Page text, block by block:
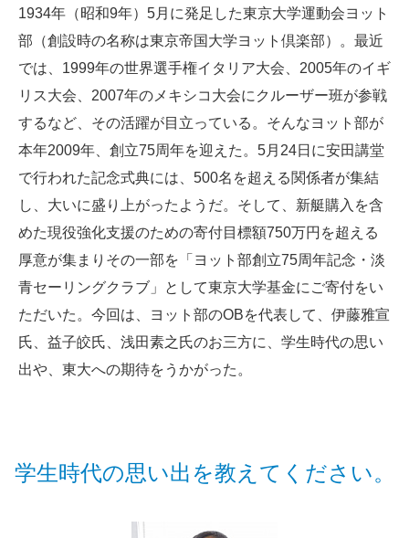
1934年（昭和9年）5月に発足した東京大学運動会ヨット
部（創設時の名称は東京帝国大学ヨット倶楽部）。最近
では、1999年の世界選手権イタリア大会、2005年のイギ
リス大会、2007年のメキシコ大会にクルーザー班が参戦
するなど、その活躍が目立っている。そんなヨット部が
本年2009年、創立75周年を迎えた。5月24日に安田講堂
で行われた記念式典には、500名を超える関係者が集結
し、大いに盛り上がったようだ。そして、新艇購入を含
めた現役強化支援のための寄付目標額750万円を超える
厚意が集まりその一部を「ヨット部創立75周年記念・淡
青セーリングクラブ」として東京大学基金にご寄付をい
ただいた。今回は、ヨット部のOBを代表して、伊藤雅宣
氏、益子皎氏、浅田素之氏のお三方に、学生時代の思い
出や、東大への期待をうかがった。
学生時代の思い出を教えてください。